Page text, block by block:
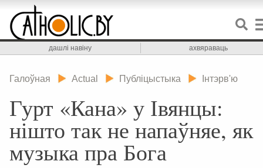
дашлі навіну ахвяраваць
Галоўная Actual Публіцыстыка Інтэрв'ю
Гурт «Кана» у Івянцы:
нішто так не напаўняе, як
музыка пра Бога